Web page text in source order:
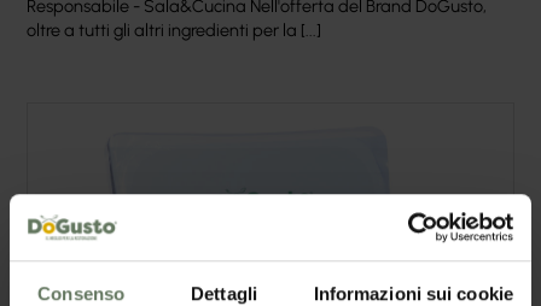
Consenso Dettagli Informazioni sui cookie
Responsabile - Sala&Cucina Nell'offerta del Brand DoGusto,
oltre a tutti gli altri ingredienti per la [...]